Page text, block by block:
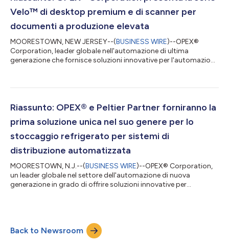
impaziente di partecipare a LogiMAT e...
Velo™ di desktop premium e di scanner per
documenti a produzione elevata
MOORESTOWN, NEW JERSEY--(BUSINESS WIRE)--OPEX®
Corporation, leader globale nell'automazione di ultima
generazione che fornisce soluzioni innovative per l'automazione
nuova classe di desktop premium e di scanner indipendenti per
garantire prestazioni eccezionali, affidabilità e qualità di
Riassunto: OPEX® e Peltier Partner forniranno la
prima soluzione unica nel suo genere per lo
stoccaggio refrigerato per sistemi di
distribuzione automatizzata
MOORESTOWN, N.J.--(BUSINESS WIRE)--OPEX® Corporation,
un leader globale nel settore dell'automazione di nuova
generazione in grado di offrire soluzioni innovative per
per offrire una soluzione di stoccaggio refrigerato multi-
temperatura e multi-profondità, prima nel suo genere, per
sistemi di distribuzione automatizzata. Qu...
Back to Newsroom